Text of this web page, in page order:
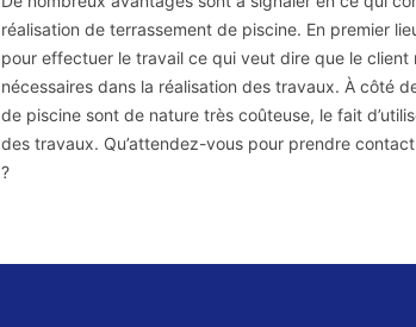
réalisation de terrassement de piscine. En premier
pour effectuer le travail ce qui veut dire que le client
nécessaires dans la réalisation des travaux. À côté
de piscine sont de nature très coûteuse, le fait
des travaux. Qu’attendez-vous pour prendre
?